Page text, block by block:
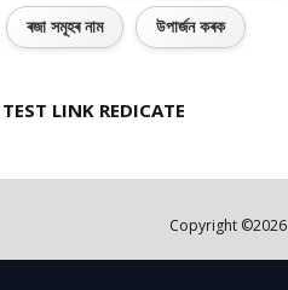
ৰজা সমূহৰ নাম উপাৰ্জন কৰক
TEST LINK REDICATE
Copyright ©2026